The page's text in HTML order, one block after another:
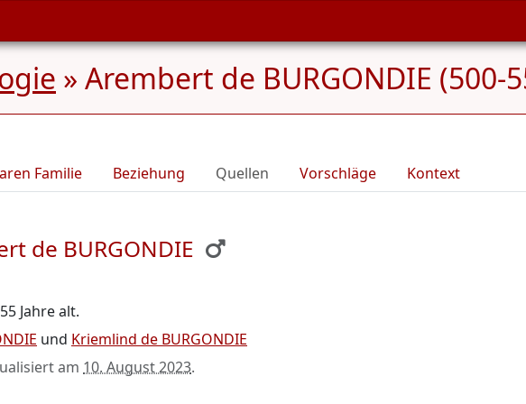
» Arembert de BURGONDIE (500-
Familie Beziehung Quellen Vorschläge Kontext
de BURGONDIE
Jahre alt.
und Kriemlind de BURGONDIE
am 10. August 2023.